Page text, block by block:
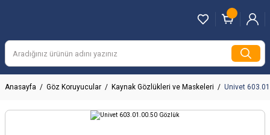
Anasayfa Göz Koruyucular Kaynak Gözlükleri ve Maskeleri Univet